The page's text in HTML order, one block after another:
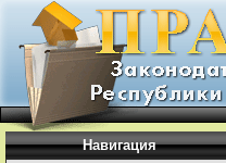
Навигация